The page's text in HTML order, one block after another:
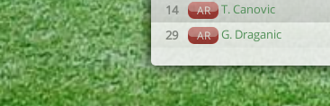
14
AR T. Canovic
29
AR G. Draganic